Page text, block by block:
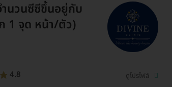
นวนซีซีขึ้นอยู่กับ
1 จุด หน้า/ตัว)
4.8
ดูโปรไฟล์